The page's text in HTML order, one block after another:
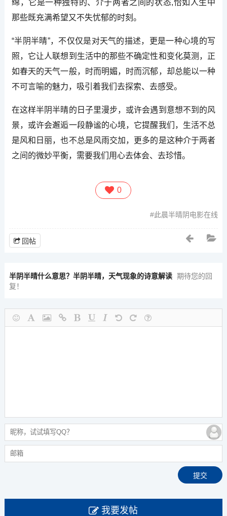
绵，它是一种独特的、介于两者之间的状态,恰如人生中
那些既充满希望又不失忧郁的时刻。
“半阴半晴”，不仅仅是对天气的描述，更是一种心境的写
照，它让人联想到生活中的那些不确定性和变化莫测，正
如春天的天气一般，时而明媚，时而沉郁，却总能以一种
不可言喻的魅力，吸引着我们去探索、去感受。
在这样半阴半晴的日子里漫步，或许会遇到意想不到的风
景，或许会邂逅一段静谧的心境，它提醒我们，生活不总
是风和日丽，也不总是风雨交加，更多的是这种介于两者
之间的微妙平衡，需要我们用心去体会、去珍惜。
0
此晨半晴阴电影在线
回帖
半阴半晴什么意思？半阴半晴，天气现象的诗意解读 期待您的回
复！
我要发帖